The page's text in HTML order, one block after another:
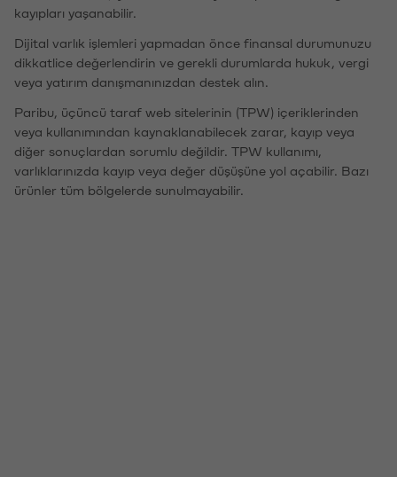
kayıpları yaşanabilir.
Dijital varlık işlemleri yapmadan önce finansal durumunuzu
dikkatlice değerlendirin ve gerekli durumlarda hukuk, vergi
veya yatırım danışmanınızdan destek alın.
Paribu, üçüncü taraf web sitelerinin (TPW) içeriklerinden
veya kullanımından kaynaklanabilecek zarar, kayıp veya
diğer sonuçlardan sorumlu değildir. TPW kullanımı,
varlıklarınızda kayıp veya değer düşüşüne yol açabilir. Bazı
ürünler tüm bölgelerde sunulmayabilir.